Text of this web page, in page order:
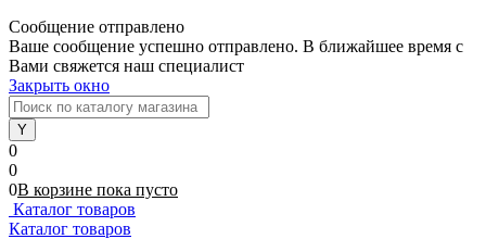
Сообщение отправлено
Ваше сообщение успешно отправлено. В ближайшее время с
Вами свяжется наш специалист
Закрыть окно
0
0
0В корзине пока пусто
Каталог товаров
Каталог товаров